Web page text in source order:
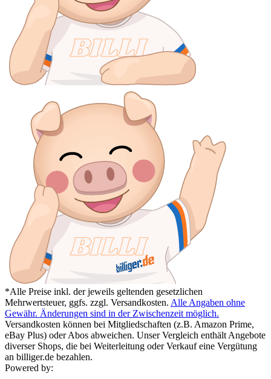
*Alle Preise inkl. der jeweils geltenden gesetzlichen
Mehrwertsteuer, ggfs. zzgl. Versandkosten. Alle Angaben ohne
Gewähr. Änderungen sind in der Zwischenzeit möglich.
Versandkosten können bei Mitgliedschaften (z.B. Amazon Prime,
eBay Plus) oder Abos abweichen. Unser Vergleich enthält Angebote
diverser Shops, die bei Weiterleitung oder Verkauf eine Vergütung
an billiger.de bezahlen.
Powered by: